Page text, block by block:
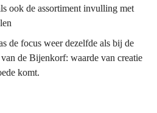
ook de assortiment invulling met
de focus weer dezelfde als bij de
de Bijenkorf: waarde van creatie
komt.